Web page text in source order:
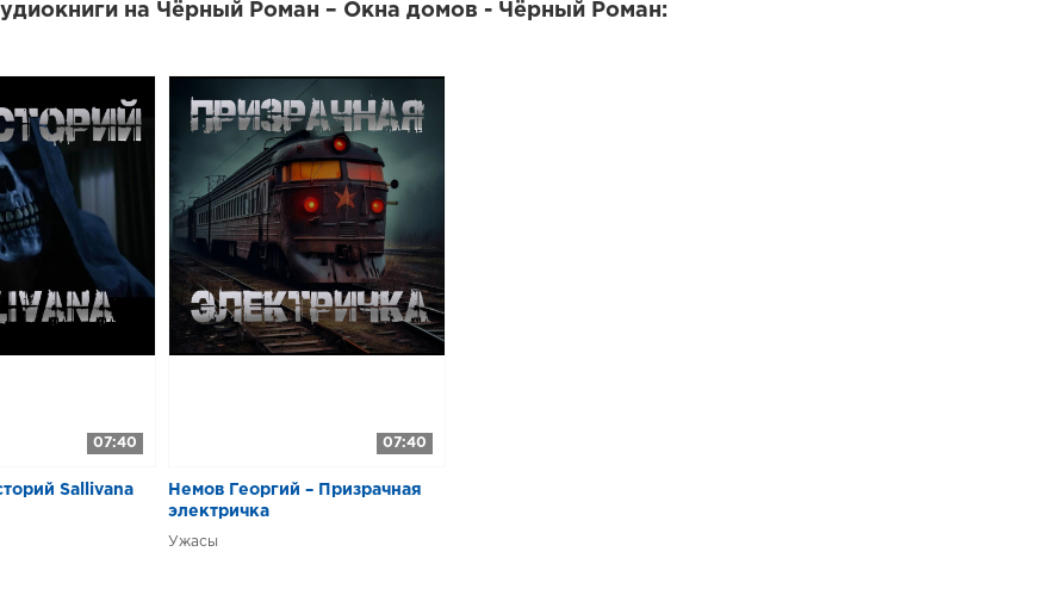
на Чёрный Роман – Окна домов - Чёрный Роман:
07:40
Sallivana
07:40
Немов Георгий – Призрачная
электричка
Ужасы